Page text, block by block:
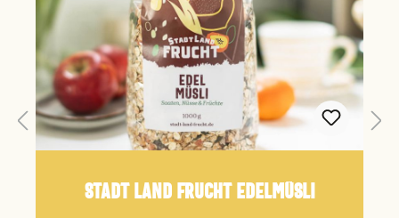
Stadt Land Frucht Edelmüsli